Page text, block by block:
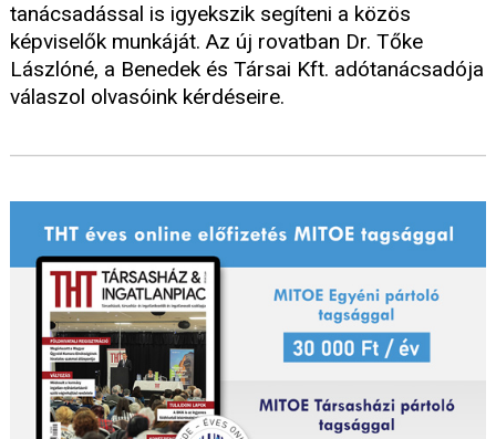
tanácsadással is igyekszik segíteni a közös
képviselők munkáját. Az új rovatban Dr. Tőke
Lászlóné, a Benedek és Társai Kft. adótanácsadója
válaszol olvasóink kérdéseire.